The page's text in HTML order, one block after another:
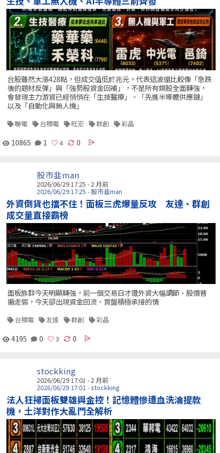
台股雖然大漲428點，但成交值低於兆元，代表這波還比較像「急跌
後的題材反彈」與「強勢股資金回補」，不是所有類股全面轉強，
會發現主力游資已經悄悄在「生技醫療」、「先進半導體供應鏈」
以及「自動化與無人機」
聯電 台積電 旺宏 群創 彩晶
10865 1 0
股市韭man
2026/06/29 17:25 - 2 月前
2026/06/29 17:25 - 股市韭man
外資倒貨也擋不住！面板三虎爆量反攻 友達、群創
成交量直接霸榜
面板族群今天明顯轉強，前一個交易日才遭外資大幅調節、股價普
遍走弱，今天卻出現資金回流、買盤積極承接的情
台積電 友達 群創 彩晶
4195 0 0
stockking
2026/06/29 17:01 - 2 月前
2026/06/29 17:01 - stockking
法人狂掃面板雙雄與金控！記憶體慘遭血洗淪提款
機，土洋對作大亂鬥全解析